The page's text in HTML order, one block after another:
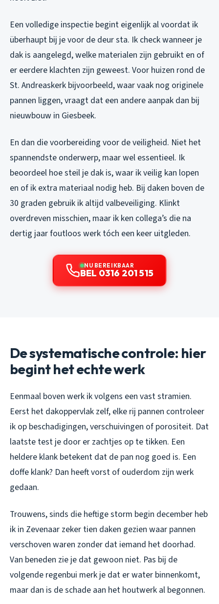
Een volledige inspectie begint eigenlijk al voordat ik
überhaupt bij je voor de deur sta. Ik check wanneer je
dak is aangelegd, welke materialen zijn gebruikt en of
er eerdere klachten zijn geweest. Voor huizen rond de
St. Andreaskerk bijvoorbeeld, waar vaak nog originele
pannen liggen, vraagt dat een andere aanpak dan bij
nieuwbouw in Giesbeek.
En dan die voorbereiding voor de veiligheid. Niet het
spannendste onderwerp, maar wel essentieel. Ik
beoordeel hoe steil je dak is, waar ik veilig kan lopen
en of ik extra materiaal nodig heb. Bij daken boven de
30 graden gebruik ik altijd valbeveiliging. Klinkt
overdreven misschien, maar ik ken collega’s die na
dertig jaar foutloos werk tóch een keer uitgleden.
NU BEREIKBAAR
BEL 0316 201 515
De systematische controle: hier
begint het echte werk
Eenmaal boven werk ik volgens een vast stramien.
Eerst het dakoppervlak zelf, elke rij pannen controleer
ik op beschadigingen, verschuivingen of porositeit. Dat
laatste test je door er zachtjes op te tikken. Een
heldere klank betekent dat de pan nog goed is. Een
doffe klank? Dan heeft vorst of ouderdom zijn werk
gedaan.
Trouwens, sinds die heftige storm begin december heb
ik in Zevenaar zeker tien daken gezien waar pannen
verschoven waren zonder dat iemand het doorhad.
Van beneden zie je dat gewoon niet. Pas bij de
volgende regenbui merk je dat er water binnenkomt,
maar dan is de schade aan het houtwerk al begonnen.